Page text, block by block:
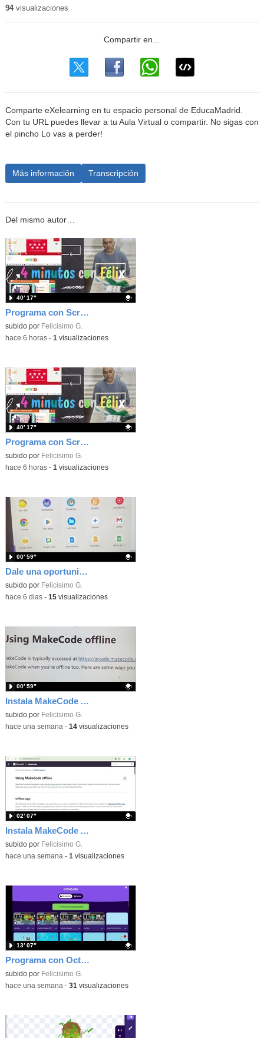
94visualizaciones
Comparte eXelearning en tu espacio personal de EducaMadrid.
Con tu URL puedes llevar a tu Aula Virtual o compartir. No sigas con
el pincho Lo vas a perder!
Más información Transcripción
Del mismo autor…
Programa con Scratch, 8 diferentes juegos para vivir la emoción de los partidos de España en el mundial 2026
Contenido educativo.
subido por Felicisimo G.
40′ 17″
-hace 6 horas- 1 visualizaciones
Programa con Scratch juegos con los partidos del mundial 2026 ganados por España
Contenido educativo.
subido por Felicisimo G.
40′ 17″
-hace 6 horas- 1 visualizaciones
Dale una oportunidad a los Chromebooks y utiliza un proyector para realizar talleres si no tienes pantallas táctiles
Contenido educativo.
subido por Felicisimo G.
00′ 59″
-hace 6 dias- 15visualizaciones
Instala MakeCode Arcade para trabajar offline en tu tablet, ordenador, Chromebook
Contenido educativo.
subido por Felicisimo G.
00′ 59″
-hace una semana - 14visualizaciones
Instala MakeCode Arcade offline para programar grandes juegos sin necesidad de Internet
Contenido educativo.
subido por Felicisimo G.
02′ 07″
-hace una semana - 1 visualizaciones
Programa con OctoStudio, un juego de disparos contra Zombies con un cargador basado en el House of the dead
Contenido educativo.
subido por Felicisimo G.
13′ 07″
-hace una semana - 31 visualizaciones